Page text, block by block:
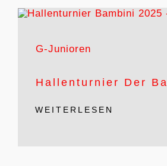
G-Junioren
Hallenturnier Der
WEITERLESEN